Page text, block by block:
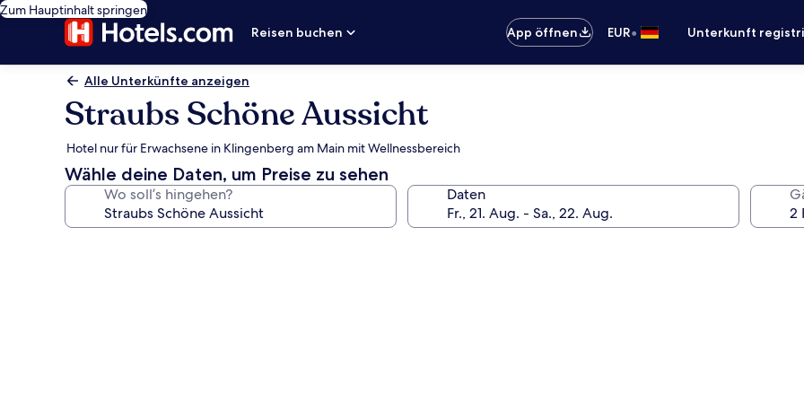
Zum Hauptinhalt springen
Reisen buchen
App öffnen EUR• Unterkunft
Alle Unterkünfte anzeigen
Straubs Schöne Aussicht
Hotel nur für Erwachsene in Klingenberg am Main mit Wellnessbereich
Wähle deine Daten, um Preise zu sehen
Wo soll’s hingehen? Daten